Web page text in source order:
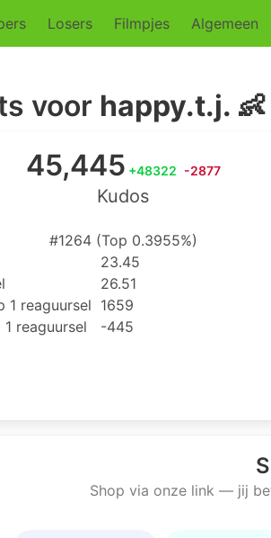
Losers Filmpjes Algemeen
voor happy.t.j. 👶
45,445 +48322 -2877
Kudos
#1264 (Top 0.3955%)
23.45
26.51
1 reaguursel 1659
reaguursel
-445
Shop via onze link — jij